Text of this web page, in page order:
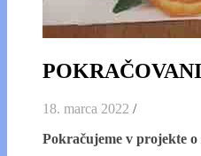
18. marca 2022 /
Pokračujeme v projekte